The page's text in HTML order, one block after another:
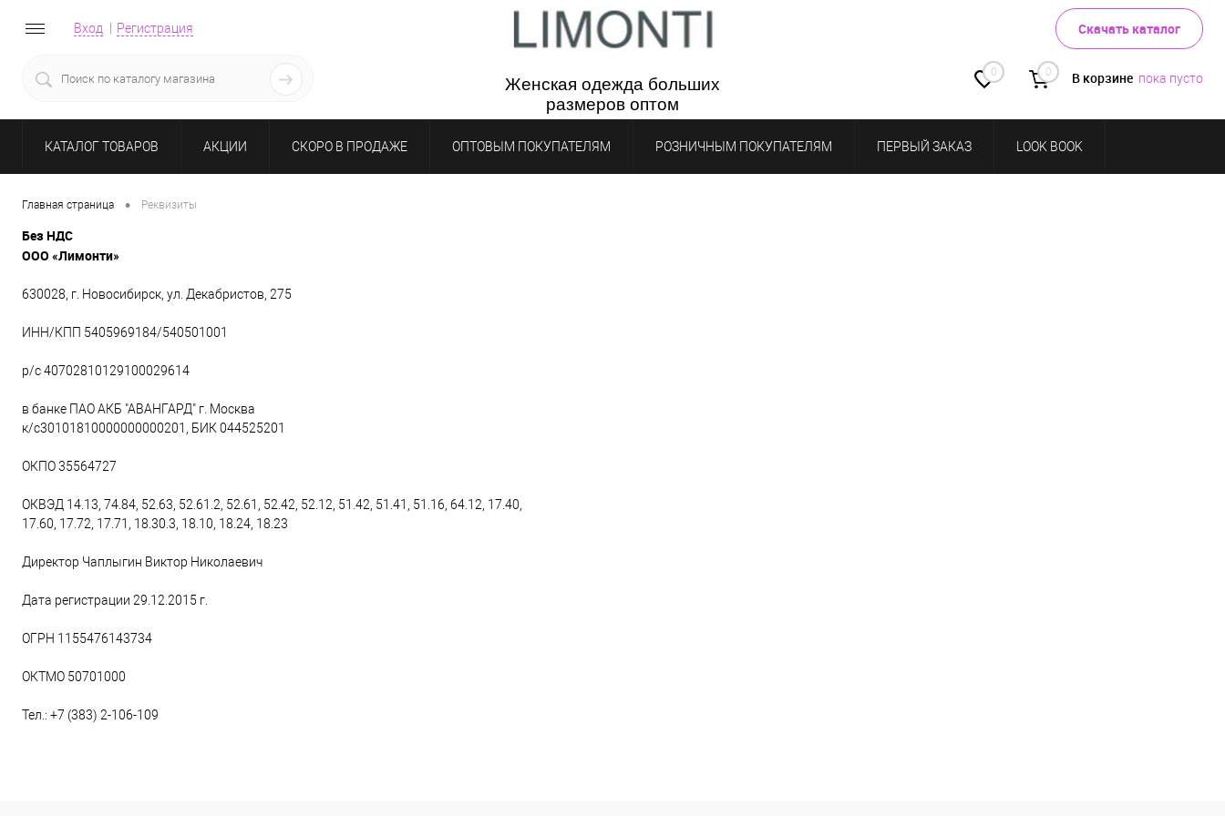
Вход Регистрация Скачать каталог
0 0 В корзине пока пусто
Женская одежда больших
размеров оптом
КАТАЛОГ ТОВАРОВ АКЦИИ СКОРО В ПРОДАЖЕ ОПТОВЫМ ПОКУПАТЕЛЯМ РОЗНИЧНЫМ ПОКУПАТЕЛЯМ ПЕРВЫЙ ЗАКАЗ LOOK BOOK
Главная страница • Реквизиты
Без НДС
ООО «Лимонти»
630028, г. Новосибирск, ул. Декабристов, 275
ИНН/КПП 5405969184/540501001
р/с 40702810129100029614
в банке ПАО АКБ "АВАНГАРД" г. Москва
к/с30101810000000000201, БИК 044525201
ОКПО 35564727
ОКВЭД 14.13, 74.84, 52.63, 52.61.2, 52.61, 52.42, 52.12, 51.42, 51.41, 51.16, 64.12, 17.40,
17.60, 17.72, 17.71, 18.30.3, 18.10, 18.24, 18.23
Директор Чаплыгин Виктор Николаевич
Дата регистрации 29.12.2015 г.
ОГРН 1155476143734
ОКТМО 50701000
Тел.: +7 (383) 2-106-109